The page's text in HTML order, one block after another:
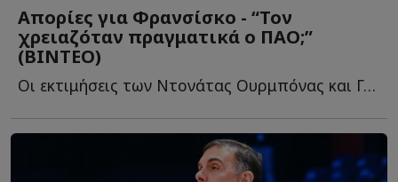
Απορίες για Φρανσίσκο - “Τον
χρειαζόταν πραγματικά ο ΠΑΟ;”
(ΒΙΝΤΕΟ)
Oι εκτιμήσεις των Ντονάτας Ουρμπόνας και Γκίτις Μπλαζεβίτσιους γ...